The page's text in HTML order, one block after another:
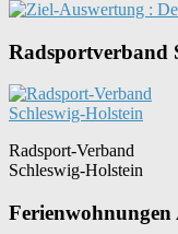
Radsportverband
Radsport-Verband
Schleswig-Holstein
Ferienwohnungen